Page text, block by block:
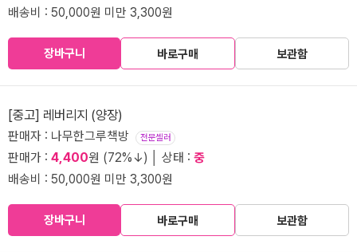
배송비 : 50,000원 미만 3,300원
장바구니 바로구매 보관함
[중고] 레버리지 (양장)
판매자 : 나무한그루책방 전문셀러
판매가 : 4,400원 (72%↓) │ 상태 : 중
배송비 : 50,000원 미만 3,300원
장바구니 바로구매 보관함